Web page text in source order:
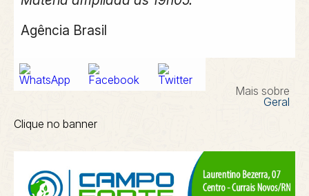
Agência Brasil
Mais sobre
Geral
Clique no banner